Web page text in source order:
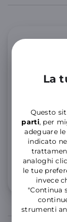
La
Questo
parti, per
adeguare
indicato
analoghi
le tue
invece
"Continua
strumenti
GIGA
Minuti
25 GIGA
12,99€
al mese
Info 5G e